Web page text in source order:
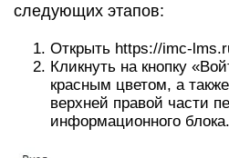
следующих этапов:
Открыть https://imc-
Кликнуть на кнопку
красным цветом, а
верхней правой части
информационного блока.